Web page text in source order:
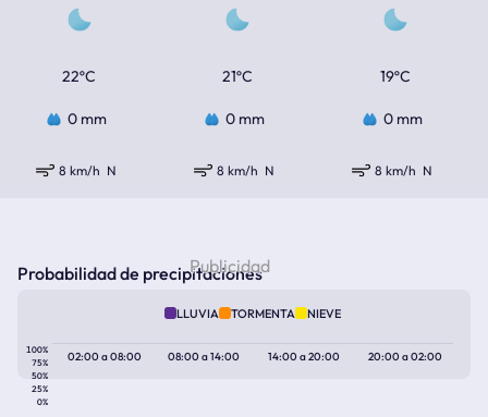
22ºC 21ºC 19ºC
0 mm 0 mm 0 mm
8 km/h N 8 km/h N 8 km/h N
Probabilidad de precipitaciones
LLUVIA TORMENTA NIEVE
100%
75%
50%
25%
0%
02:00a08:00 08:00a14:00 14:00a20:00 20:00a02:00